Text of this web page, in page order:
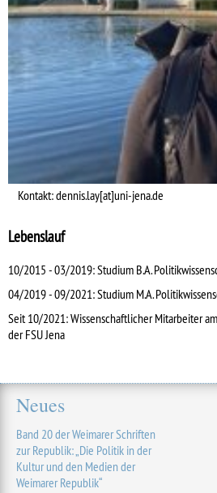
Kontakt: dennis.lay[at]uni-jena.de
Lebenslauf
10/2015 - 03/2019: Studium B.A.
04/2019 - 09/2021: Studium M.A.
Seit 10/2021: Wissenschaftlicher Mitarbeiter
der FSU Jena
Neues
Band 20 der Weimarer Schriften
zur Republik: „Die Politik in der
Kultur und den Medien der
Weimarer Republik“